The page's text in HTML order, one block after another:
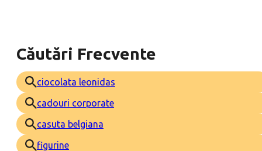
Căutări Frecvente
ciocolata leonidas
cadouri corporate
casuta belgiana
figurine